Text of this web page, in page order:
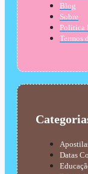
Blog
Sobre
Política
Termos
Datas